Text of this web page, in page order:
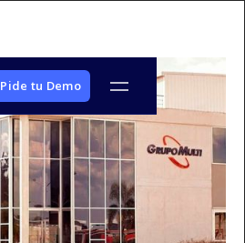
Pide tu Demo